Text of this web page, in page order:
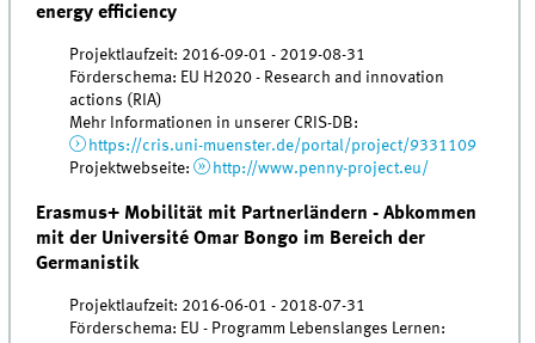
energy efficiency
Projektlaufzeit: 2016-09-01 - 2019-08-31
Förderschema: EU H2020 - Research and innovation
actions (RIA)
Mehr Informationen in unserer CRIS-DB:
https://cris.uni-muenster.de/portal/project/9331109
Projektwebseite:
http://www.penny-project.eu/
Erasmus+ Mobilität mit Partnerländern - Abkommen
mit der Université Omar Bongo im Bereich der
Germanistik
Projektlaufzeit: 2016-06-01 - 2018-07-31
Förderschema: EU - Programm Lebenslanges Lernen: